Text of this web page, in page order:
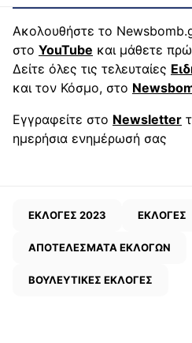
Ακολουθήστε το
στο YouTube και μάθετε
Δείτε όλες τις τελευταίες
και τον Κόσμο, στο
Εγγραφείτε στο Newsletter
ημερήσια ενημέρωσή σας
ΕΚΛΟΓΕΣ 2023 ΕΚΛΟΓΕΣ
ΑΠΟΤΕΛΕΣΜΑΤΑ ΕΚΛΟΓΩΝ
ΒΟΥΛΕΥΤΙΚΕΣ ΕΚΛΟΓΕΣ